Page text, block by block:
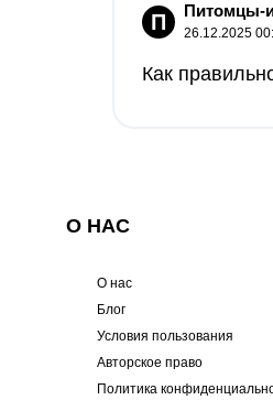
П Питомцы-
26.12.2025
Как
О НАС
О нас
Блог
Условия пользования
Авторское право
Политика